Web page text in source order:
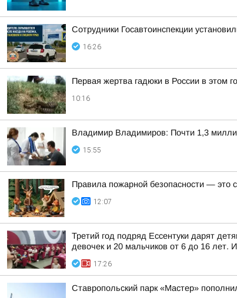
Сотрудники Госавтоинспекции
16:26
Первая жертва гадюки в России в этом
10:16
Владимир Владимиров: Почти 1,3
15:55
Правила пожарной безопасности — это
12:07
Третий год подряд Ессентуки дарят
девочек и 20 мальчиков от 6 до 16 лет.
17:26
Ставропольский парк «Мастер»